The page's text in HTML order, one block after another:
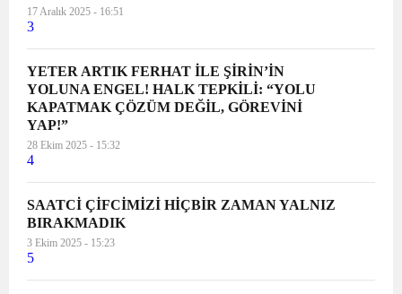
17 Aralık 2025 - 16:51
3
YETER ARTIK FERHAT İLE ŞİRİN’İN
YOLUNA ENGEL! HALK TEPKİLİ: “YOLU
KAPATMAK ÇÖZÜM DEĞİL, GÖREVİNİ
YAP!”
28 Ekim 2025 - 15:32
4
SAATCİ ÇİFCİMİZİ HİÇBİR ZAMAN YALNIZ
BIRAKMADIK
3 Ekim 2025 - 15:23
5